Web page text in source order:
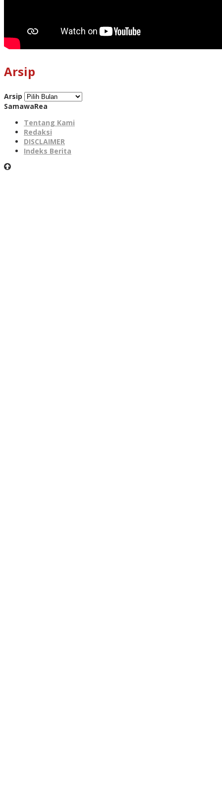
Arsip
Arsip
SamawaRea
Tentang Kami
Redaksi
DISCLAIMER
Indeks Berita